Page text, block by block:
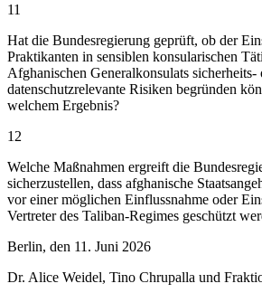
11
Hat die Bundesregierung geprüft, ob der
Praktikanten in sensiblen konsularischen
Afghanischen Generalkonsulats sicherheits-
datenschutzrelevante Risiken begründen
welchem Ergebnis?
12
Welche Maßnahmen ergreift die
sicherzustellen, dass afghanische
vor einer möglichen Einflussnahme oder
Vertreter des Taliban-Regimes geschützt
Berlin, den 11. Juni 2026
Dr. Alice Weidel, Tino Chrupalla und